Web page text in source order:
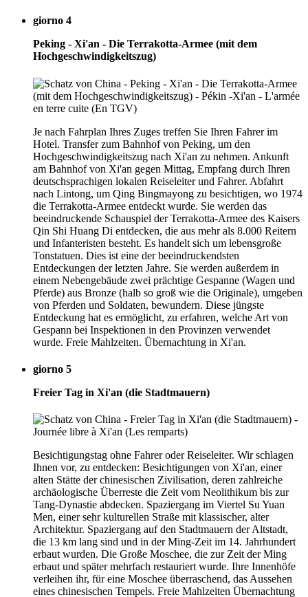
giorno 4
Peking - Xi'an - Die Terrakotta-Armee (mit dem
Hochgeschwindigkeitszug)
Je nach Fahrplan Ihres Zuges treffen Sie Ihren Fahrer im
Hotel. Transfer zum Bahnhof von Peking, um den
Hochgeschwindigkeitszug nach Xi'an zu nehmen. Ankunft
am Bahnhof von Xi'an gegen Mittag, Empfang durch Ihren
deutschsprachigen lokalen Reiseleiter und Fahrer. Abfahrt
nach Lintong, um Qing Bingmayong zu besichtigen, wo 1974
die Terrakotta-Armee entdeckt wurde. Sie werden das
beeindruckende Schauspiel der Terrakotta-Armee des Kaisers
Qin Shi Huang Di entdecken, die aus mehr als 8.000 Reitern
und Infanteristen besteht. Es handelt sich um lebensgroße
Tonstatuen. Dies ist eine der beeindruckendsten
Entdeckungen der letzten Jahre. Sie werden außerdem in
einem Nebengebäude zwei prächtige Gespanne (Wagen und
Pferde) aus Bronze (halb so groß wie die Originale), umgeben
von Pferden und Soldaten, bewundern. Diese jüngste
Entdeckung hat es ermöglicht, zu erfahren, welche Art von
Gespann bei Inspektionen in den Provinzen verwendet
wurde. Freie Mahlzeiten. Übernachtung in Xi'an.
giorno 5
Freier Tag in Xi'an (die Stadtmauern)
Besichtigungstag ohne Fahrer oder Reiseleiter. Wir schlagen
Ihnen vor, zu entdecken: Besichtigungen von Xi'an, einer
alten Stätte der chinesischen Zivilisation, deren zahlreiche
archäologische Überreste die Zeit vom Neolithikum bis zur
Tang-Dynastie abdecken. Spaziergang im Viertel Su Yuan
Men, einer sehr kulturellen Straße mit klassischer, alter
Architektur. Spaziergang auf den Stadtmauern der Altstadt,
die 13 km lang sind und in der Ming-Zeit im 14. Jahrhundert
erbaut wurden. Die Große Moschee, die zur Zeit der Ming
erbaut und später mehrfach restauriert wurde. Ihre Innenhöfe
verleihen ihr, für eine Moschee überraschend, das Aussehen
eines chinesischen Tempels. Freie Mahlzeiten Übernachtung